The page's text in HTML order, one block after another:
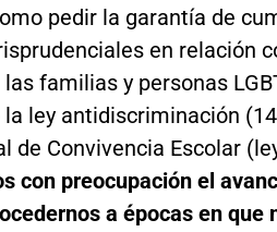
pedir la garantía de
en relación
familias y personas
ley antidiscriminación
de Convivencia Escolar
con preocupación el
a épocas en que